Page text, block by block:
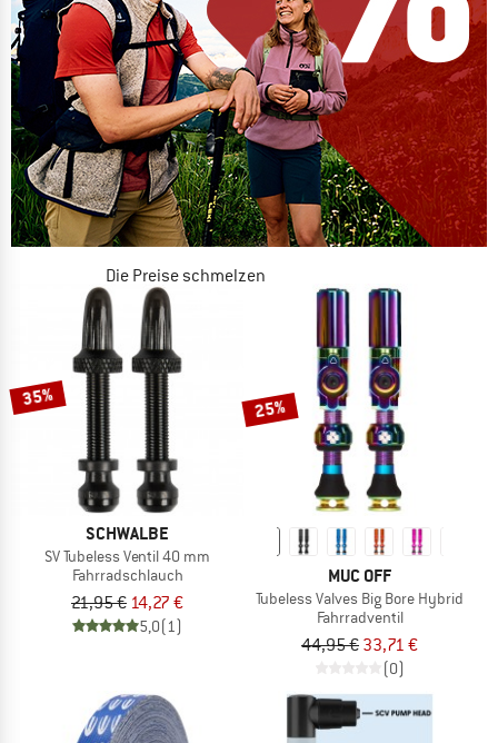
Die Preise schmelzen
JETZT BIS ZU 50% RABATT
ZUM SOMMER SALE
35%
SCHWALBE
SV Tubeless Ventil 40 mm
Fahrradschlauch
21,95 € 14,27 €
5,0(1)
25%
MUC OFF
Tubeless Valves Big Bore Hybrid
Fahrradventil
44,95 € 33,71 €
(0)